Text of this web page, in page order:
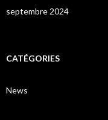
septembre 2024
CATÉGORIES
News